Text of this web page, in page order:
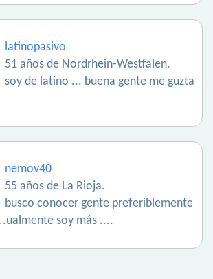
latinopasivo
51 años de Nordrhein-Westfalen.
soy de latino ... buena gente me guzta
nemov40
55 años de La Rioja.
busco conocer gente preferiblemente
soy más ....